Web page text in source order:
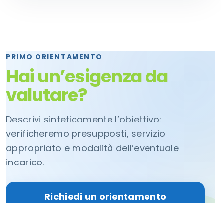
PRIMO ORIENTAMENTO
Hai un’esigenza da
valutare?
Descrivi sinteticamente l’obiettivo:
verificheremo presupposti, servizio
appropriato e modalità dell’eventuale
incarico.
Richiedi un orientamento